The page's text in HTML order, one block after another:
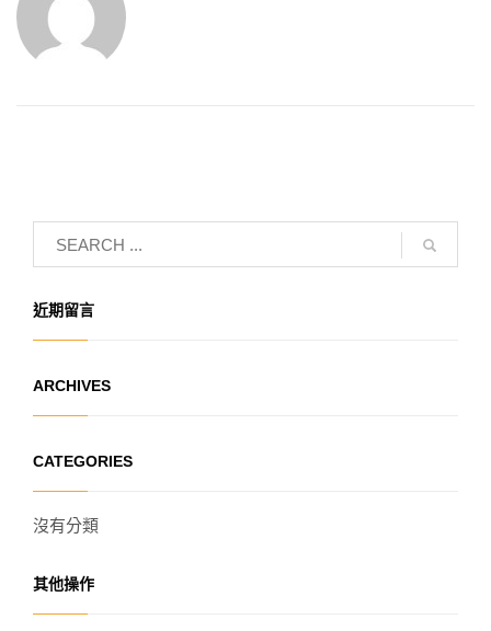
近期留言
ARCHIVES
CATEGORIES
沒有分類
其他操作